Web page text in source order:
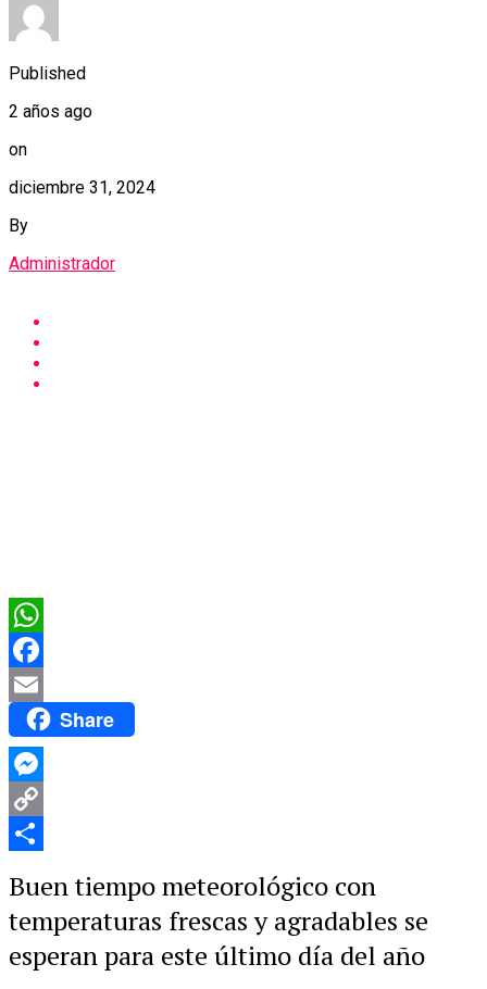
Published
2 años ago
on
diciembre 31, 2024
By
Administrador
WhatsApp
Facebook
Email Share
Messenger
Copy
Buen tiempo meteorológico con
temperaturas frescas y agradables se
esperan para este último día del año